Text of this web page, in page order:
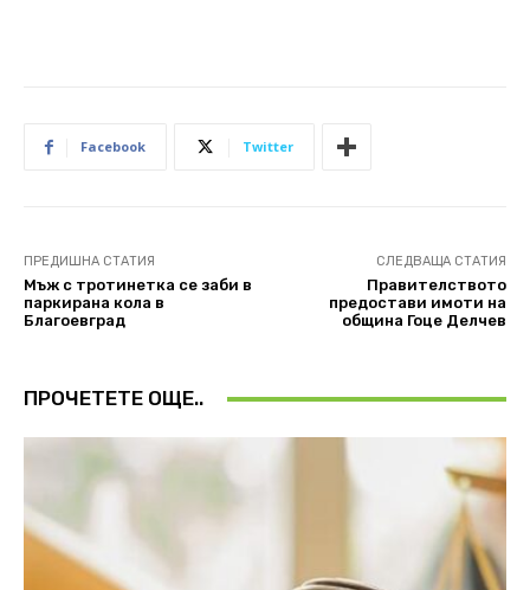
Facebook Twitter
ПРЕДИШНА СТАТИЯ
Мъж с тротинетка се заби в
паркирана кола в
Благоевград
СЛЕДВАЩА СТАТИЯ
Правителството
предостави имоти на
община Гоце Делчев
ПРОЧЕТЕТЕ ОЩЕ..